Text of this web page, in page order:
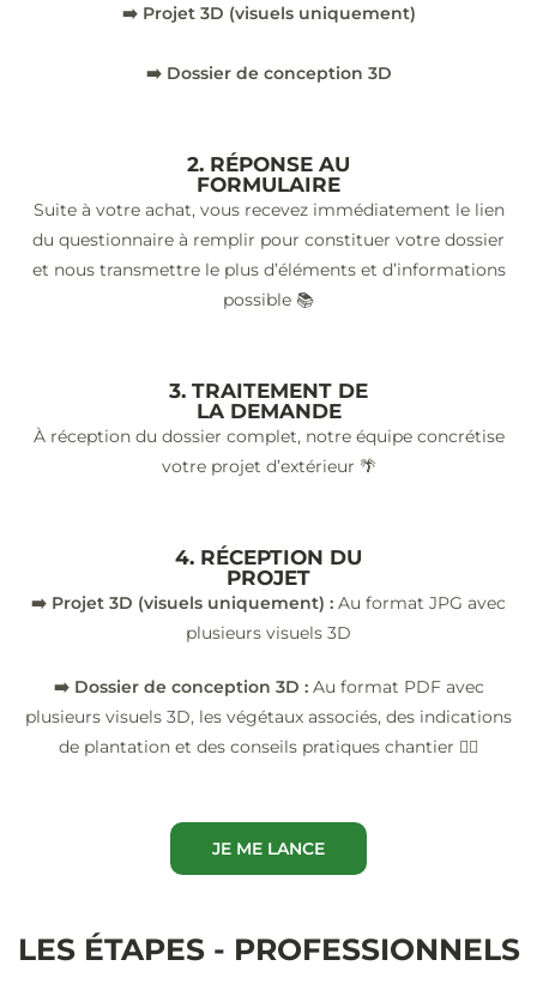
➡️ Projet 3D (visuels uniquement)
➡️ Dossier de conception 3D
2. RÉPONSE AU
FORMULAIRE
Suite à votre achat, vous recevez immédiatement le lien
du questionnaire à remplir pour constituer votre dossier
et nous transmettre le plus d’éléments et d’informations
possible 📚
3. TRAITEMENT DE
LA DEMANDE
À réception du dossier complet, notre équipe concrétise
votre projet d’extérieur 🌴
4. RÉCEPTION DU
PROJET
➡️ Projet 3D (visuels uniquement) : Au format JPG avec
plusieurs visuels 3D
➡️ Dossier de conception 3D :Au format PDF avec
plusieurs visuels 3D, les végétaux associés, des indications
de plantation et des conseils pratiques chantier 👷‍♂️
JE ME LANCE
LES ÉTAPES - PROFESSIONNELS